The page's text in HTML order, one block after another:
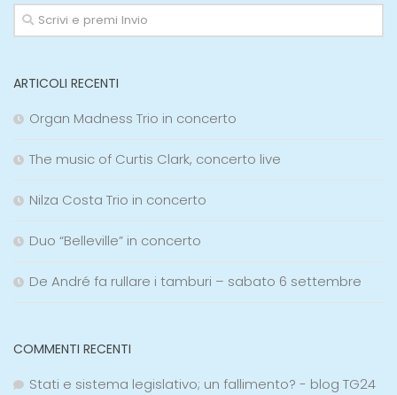
ARTICOLI RECENTI
Organ Madness Trio in concerto
The music of Curtis Clark, concerto live
Nilza Costa Trio in concerto
Duo “Belleville” in concerto
De André fa rullare i tamburi – sabato 6 settembre
COMMENTI RECENTI
Stati e sistema legislativo; un fallimento? - blog TG24